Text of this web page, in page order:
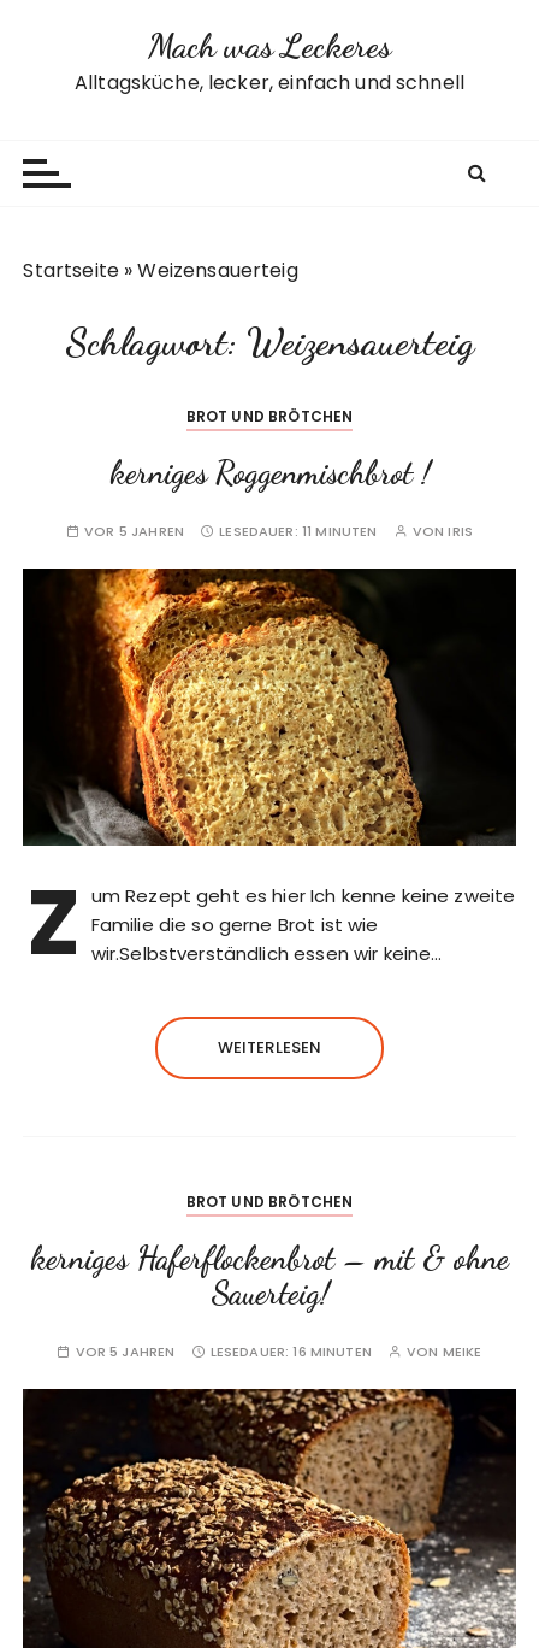
Mach was Leckeres
Alltagsküche, lecker, einfach und schnell
Startseite »Weizensauerteig
Schlagwort: Weizensauerteig
BROT UND BRÖTCHEN
kerniges Roggenmischbrot !
VOR 5 JAHREN LESEDAUER: 11 MINUTEN VONIRIS
Z
um Rezept geht es hier Ich kenne keine zweite
Familie die so gerne Brot ist wie
wir.Selbstverständlich essen wir keine…
WEITERLESEN
BROT UND BRÖTCHEN
kerniges Haferflockenbrot – mit & ohne
Sauerteig!
VOR 5 JAHREN LESEDAUER:16 MINUTEN VON MEIKE